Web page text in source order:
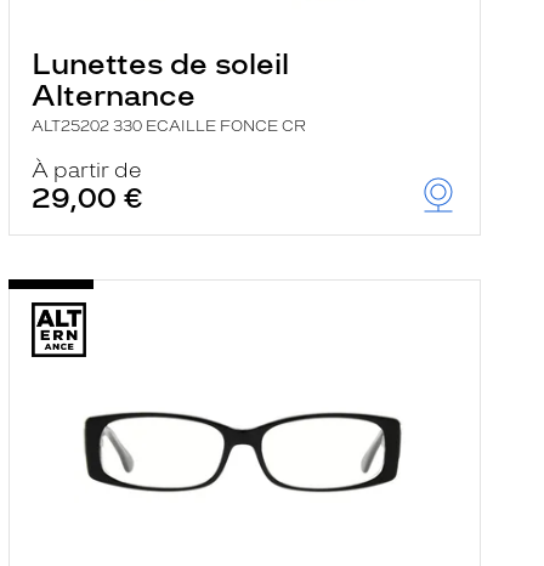
Lunettes de soleil
Alternance
ALT25202 330 ECAILLE FONCE CR
À partir de
29,00 €